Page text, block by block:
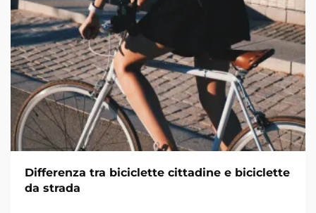
Differenza tra biciclette cittadine e biciclette
da strada